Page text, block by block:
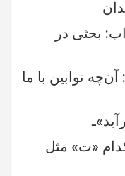
بحثی در
توابین با ما
«ت» مثل